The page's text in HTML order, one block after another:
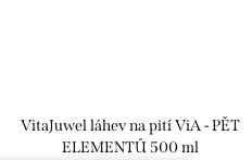
VitaJuwel láhev na pití ViA - PĚT
ELEMENTŮ 500 ml